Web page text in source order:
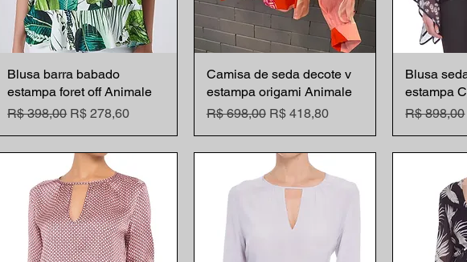
Visualização rápida
Blusa barra babado
estampa foret off Animale
Preço normal
R$ 398,00 Preço promocional
R$ 278,60
Visualização rápida
Camisa de seda decote v
estampa origami Animale
Preço normal
R$ 698,00 Preço promocional
R$ 418,80
Blusa
estampa
Preço
R$ 898,00